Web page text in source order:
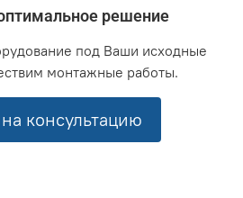
решение
под Ваши исходные
монтажные работы.
консультацию